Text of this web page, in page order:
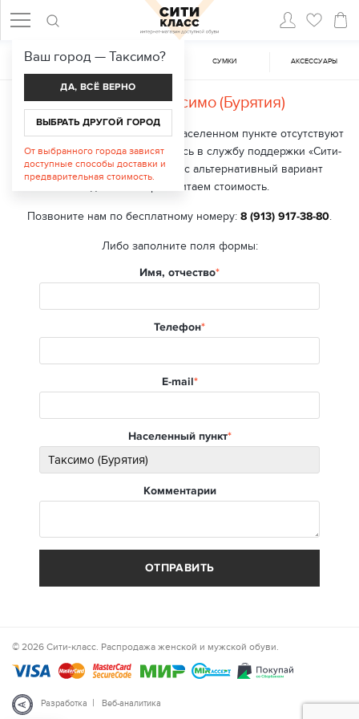
ЖЕНСКАЯ ОБУВЬ МУЖСКАЯ ОБУВЬ CУМКИ АКСЕССУАРЫ
Доставка вТаксимо (Бурятия)
В настоящий момент в вашем населенном пункте отсутствуют
точки выдачи заказа. Обратитесь в службу поддержки «Сити-
класс», мы подберем для вас альтернативный вариант
доставки и рассчитаем стоимость.
Позвоните нам по бесплатному номеру: 8 (913) 917-38-80.
Либо заполните поля формы:
Имя, отчество
Телефон
E-mail
Населенный пункт
Комментарии
ОТПРАВИТЬ
© 2026 Сити-класс. Распродажа женской и мужской обуви.
Разработка | Веб-аналитика
Ваш город — Таксимо?
ДА, ВСЁ ВЕРНО
ВЫБРАТЬ ДРУГОЙ ГОРОД
От выбранного города зависят
доступные способы доставки и
предварительная стоимость.